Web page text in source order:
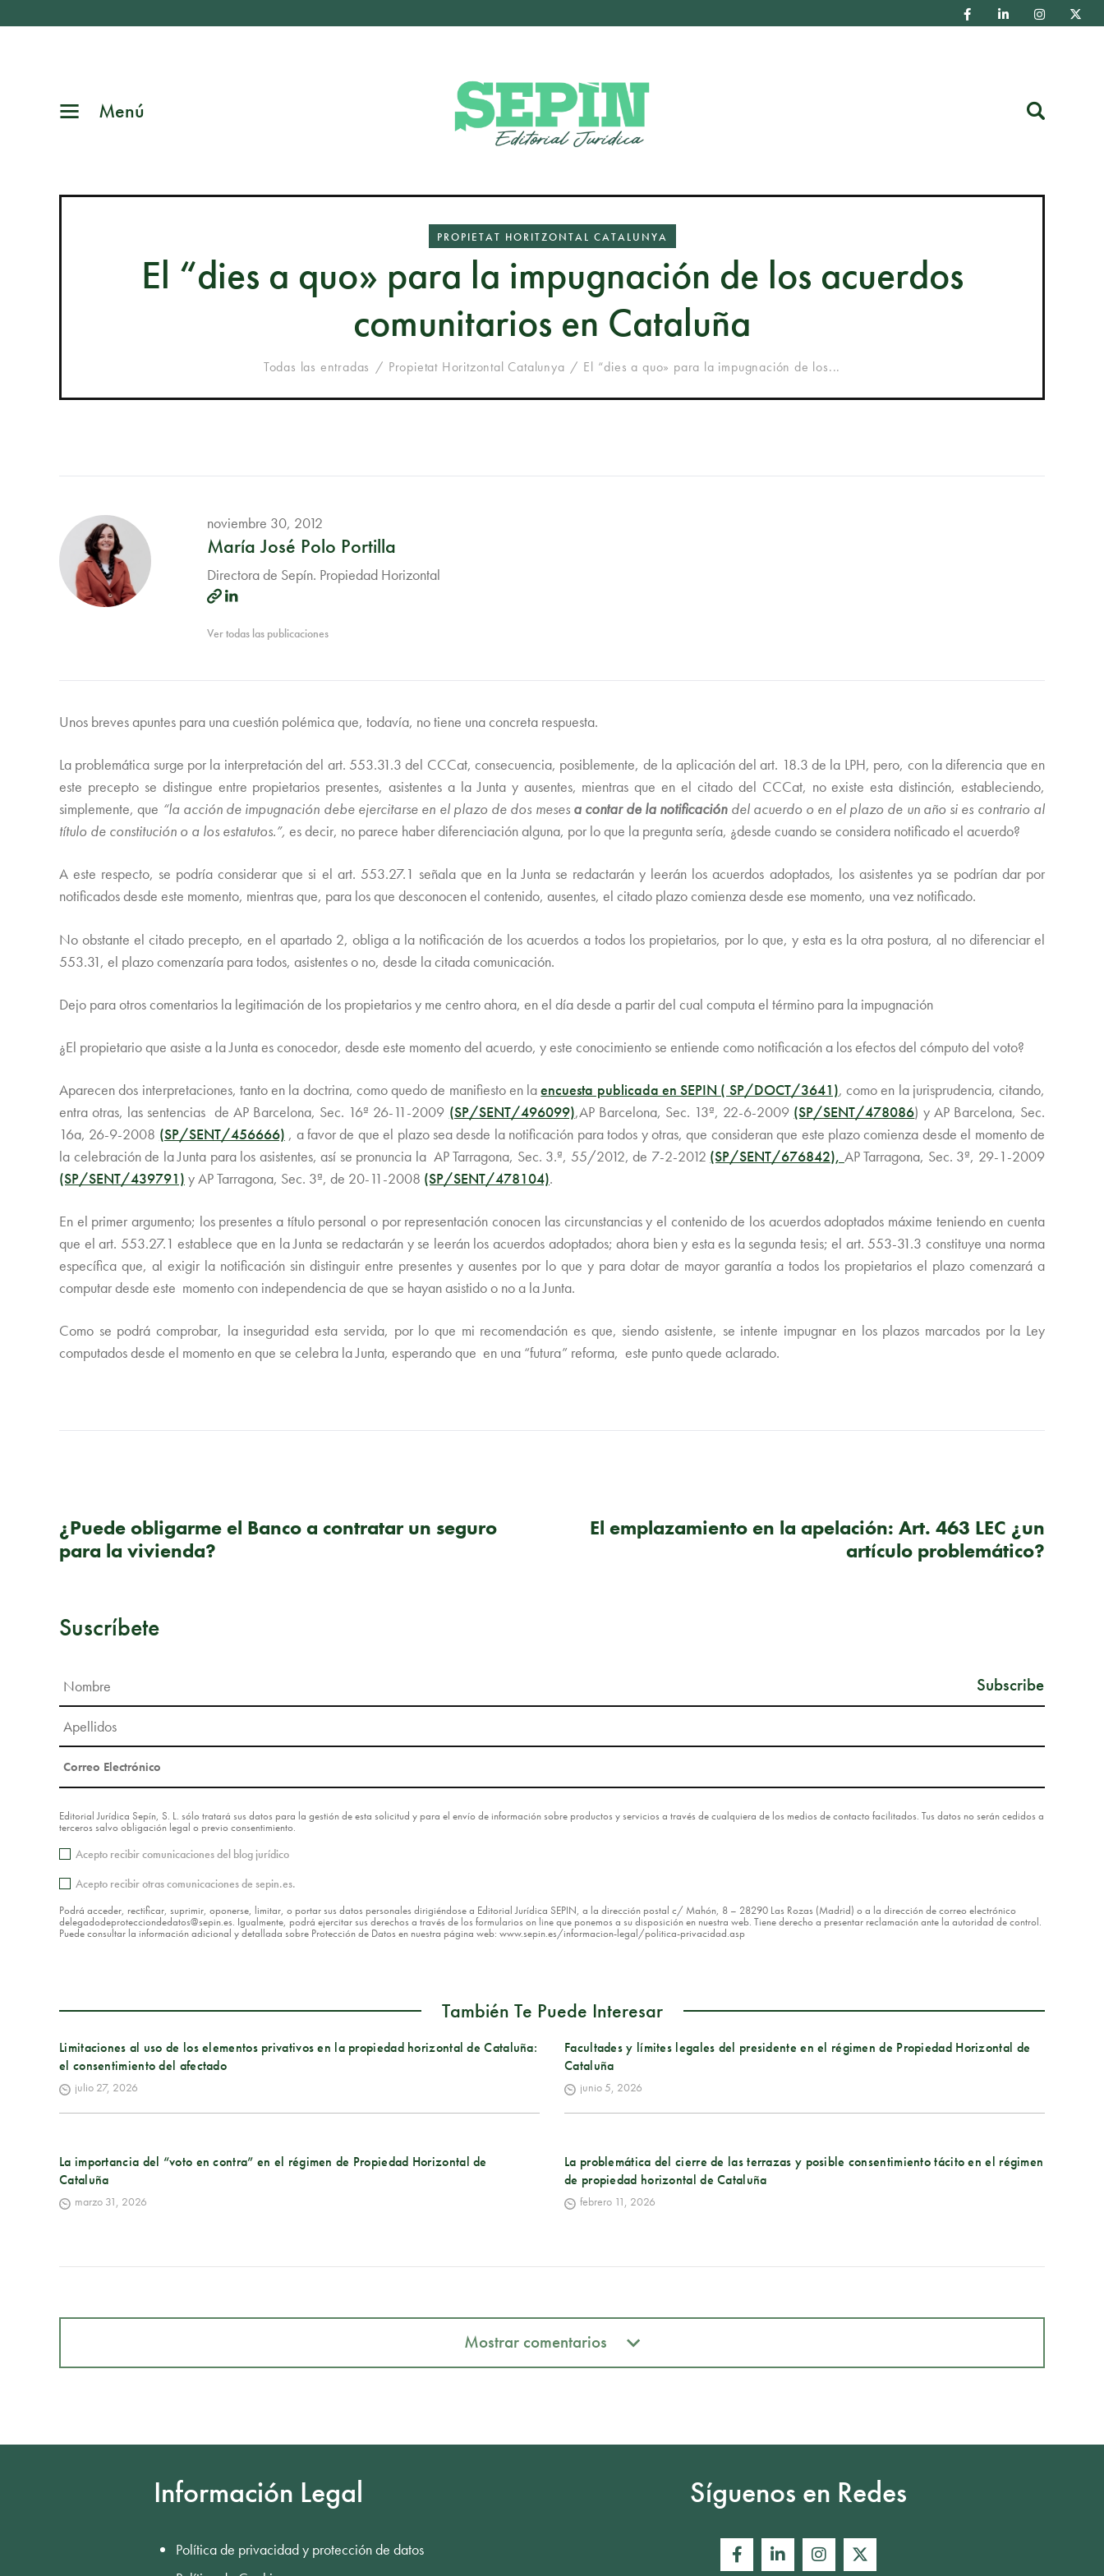
Menú
PROPIETAT HORITZONTAL CATALUNYA
El “dies a quo» para la impugnación de los acuerdos
comunitarios en Cataluña
Todas las entradas Propietat Horitzontal Catalunya El “dies a quo» para la impugnación de los...
noviembre 30, 2012
María José Polo Portilla
Directora de Sepín. Propiedad Horizontal
Ver todas las publicaciones
Unos breves apuntes para una cuestión polémica que, todavía, no tiene una concreta respuesta.
La problemática surge por la interpretación del art. 553.31.3 del CCCat, consecuencia, posiblemente, de la aplicación del art. 18.3 de la LPH, pero, con la diferencia que en
este precepto se distingue entre propietarios presentes, asistentes a la Junta y ausentes, mientras que en el citado del CCCat, no existe esta distinción, estableciendo,
simplemente, que “la acción de impugnación debe ejercitarse en el plazo de dos meses a contar de la notificacióndel acuerdo o en el plazo de un año si es contrario al
título de constitución o a los estatutos.”, es decir, no parece haber diferenciación alguna, por lo que la pregunta sería, ¿desde cuando se considera notificado el acuerdo?
A este respecto, se podría considerar que si el art. 553.27.1 señala que en la Junta se redactarán y leerán los acuerdos adoptados, los asistentes ya se podrían dar por
notificados desde este momento, mientras que, para los que desconocen el contenido, ausentes, el citado plazo comienza desde ese momento, una vez notificado.
No obstante el citado precepto, en el apartado 2, obliga a la notificación de los acuerdos a todos los propietarios, por lo que, y esta es la otra postura, al no diferenciar el
553.31, el plazo comenzaría para todos, asistentes o no, desde la citada comunicación.
Dejo para otros comentarios la legitimación de los propietarios y me centro ahora, en el día desde a partir del cual computa el término para la impugnación
¿El propietario que asiste a la Junta es conocedor, desde este momento del acuerdo, y este conocimiento se entiende como notificación a los efectos del cómputo del voto?
Aparecen dos interpretaciones, tanto en la doctrina, como quedo de manifiesto en laencuesta publicada en SEPIN ( SP/DOCT/3641), como en la jurisprudencia, citando,
entra otras, las sentencias de AP Barcelona, Sec. 16ª 26-11-2009 (SP/SENT/496099),AP Barcelona, Sec. 13ª, 22-6-2009 (SP/SENT/478086) y AP Barcelona, Sec.
16a, 26-9-2008 (SP/SENT/456666) , a favor de que el plazo sea desde la notificación para todos y otras, que consideran que este plazo comienza desde el momento de
la celebración de la Junta para los asistentes, así se pronuncia la AP Tarragona, Sec. 3.ª, 55/2012, de 7-2-2012 (SP/SENT/676842), AP Tarragona, Sec. 3ª, 29-1-2009
(SP/SENT/439791) y AP Tarragona, Sec. 3ª, de 20-11-2008 (SP/SENT/478104).
En el primer argumento; los presentes a título personal o por representación conocen las circunstancias y el contenido de los acuerdos adoptados máxime teniendo en cuenta
que el art. 553.27.1 establece que en la Junta se redactarán y se leerán los acuerdos adoptados; ahora bien y esta es la segunda tesis; el art. 553-31.3 constituye una norma
específica que, al exigir la notificación sin distinguir entre presentes y ausentes por lo que y para dotar de mayor garantía a todos los propietarios el plazo comenzará a
computar desde este momento con independencia de que se hayan asistido o no a la Junta.
Como se podrá comprobar, la inseguridad esta servida, por lo que mi recomendación es que, siendo asistente, se intente impugnar en los plazos marcados por la Ley
computados desde el momento en que se celebra la Junta, esperando que en una “futura” reforma, este punto quede aclarado.
¿Puede obligarme el Banco a contratar un seguro
para la vivienda?
El emplazamiento en la apelación: Art. 463 LEC ¿un
artículo problemático?
Suscríbete
Editorial Jurídica Sepín, S. L. sólo tratará sus datos para la gestión de esta solicitud y para el envío de información sobre productos y servicios a través de cualquiera de los medios de contacto facilitados. Tus datos no serán cedidos a
terceros salvo obligación legal o previo consentimiento.
Acepto recibir comunicaciones del blog jurídico
Acepto recibir otras comunicaciones de sepin.es.
Podrá acceder, rectificar, suprimir, oponerse, limitar, o portar sus datos personales dirigiéndose a Editorial Jurídica SEPIN, a la dirección postal c/ Mahón, 8 – 28290 Las Rozas (Madrid) o a la dirección de correo electrónico
delegadodeprotecciondedatos@sepin.es. Igualmente, podrá ejercitar sus derechos a través de los formularios on line que ponemos a su disposición en nuestra web. Tiene derecho a presentar reclamación ante la autoridad de control.
Puede consultar la información adicional y detallada sobre Protección de Datos en nuestra página web: www.sepin.es/informacion-legal/politica-privacidad.asp
También Te Puede Interesar
Limitaciones al uso de los elementos privativos en la propiedad horizontal de Cataluña:
el consentimiento del afectado
julio 27, 2026
Facultades y límites legales del presidente en el régimen de Propiedad Horizontal de
Cataluña
junio 5, 2026
La importancia del “voto en contra” en el régimen de Propiedad Horizontal de
Cataluña
marzo 31, 2026
La problemática del cierre de las terrazas y posible consentimiento tácito en el régimen
de propiedad horizontal de Cataluña
febrero 11, 2026
Mostrar comentarios
Información Legal
Política de privacidad y protección de datos
Síguenos en Redes